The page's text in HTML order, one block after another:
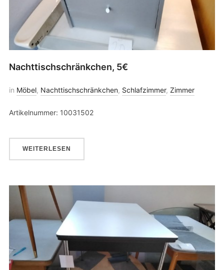
Nachttischschränkchen, 5€
in Möbel, Nachttischschränkchen, Schlafzimmer, Zimmer
Artikelnummer: 10031502
WEITERLESEN